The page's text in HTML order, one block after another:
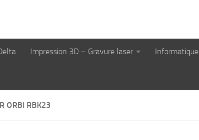
Impression 3D – Gravure laser Informatique
ORBI RBK23